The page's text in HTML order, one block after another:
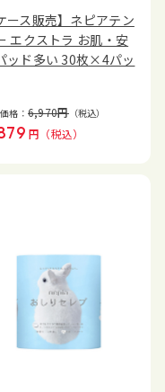
ース販売】ネピアテン
エクストラ お肌・安
ッド多い 30枚×4パッ
格： 6,970円（税込）
円 （税込）